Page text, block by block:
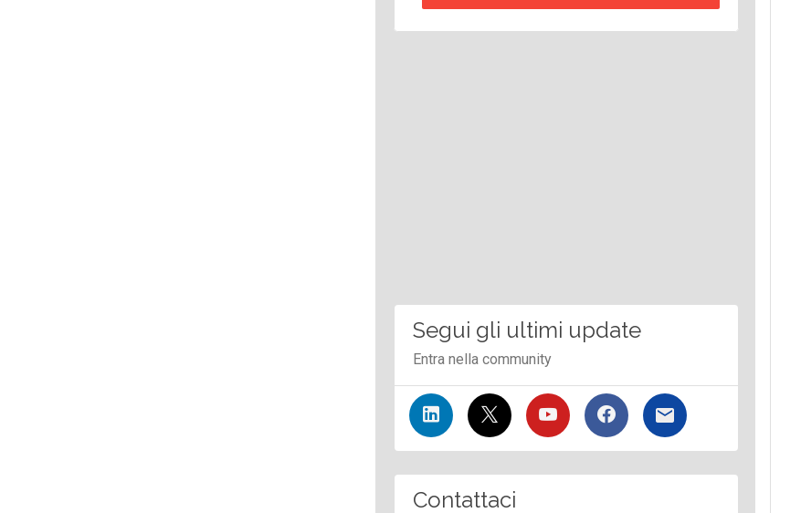
Segui gli ultimi update
Entra nella community
Contattaci